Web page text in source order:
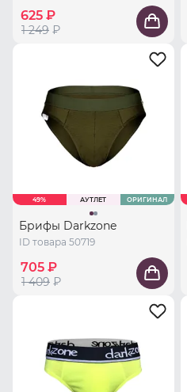
625 ₽
1 249 ₽
49% АУТЛЕТ ОРИГИНАЛ
Брифы Darkzone
ID товара 50719
705 ₽
1 409 ₽